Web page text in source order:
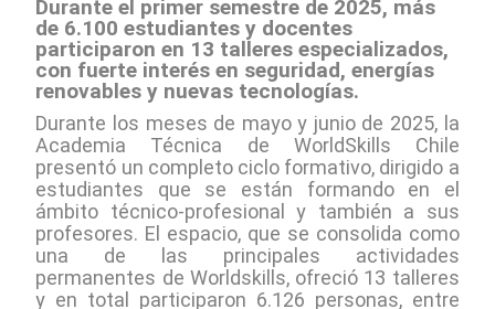
Durante el primer semestre de 2025, más
de 6.100 estudiantes y docentes
participaron en 13 talleres especializados,
con fuerte interés en seguridad, energías
renovables y nuevas tecnologías.
Durante los meses de mayo y junio de 2025, la
Academia Técnica de WorldSkills Chile
presentó un completo ciclo formativo, dirigido a
estudiantes que se están formando en el
ámbito técnico-profesional y también a sus
profesores. El espacio, que se consolida como
una de las principales actividades
permanentes de Worldskills, ofreció 13 talleres
y en total participaron 6.126 personas, entre